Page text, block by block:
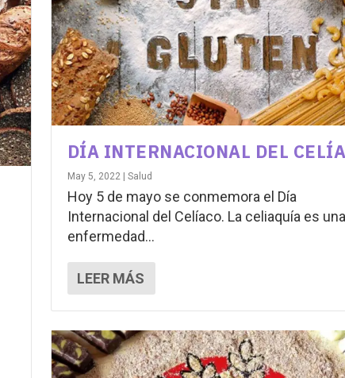
DÍA INTERNACIONAL DEL
May 5, 2022| Salud
Hoy 5 de mayo se conmemora el Día
Internacional del Celíaco. La celiaquía es una
enfermedad...
LEER MÁS